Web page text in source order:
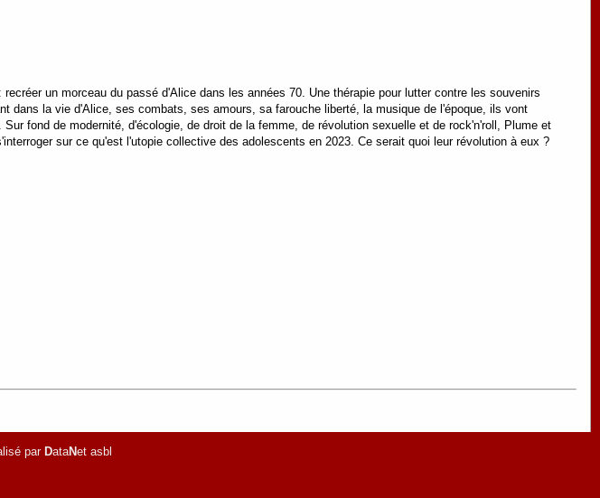
un morceau du passé d'Alice dans les années 70. Une thérapie pour lutter contre les souvenirs
dans la vie d'Alice, ses combats, ses amours, sa farouche liberté, la musique de l'époque, ils vont
fond de modernité, d'écologie, de droit de la femme, de révolution sexuelle et de rock'n'roll, Plume et
sur ce qu'est l'utopie collective des adolescents en 2023. Ce serait quoi leur révolution à eux ?
par DataNet asbl